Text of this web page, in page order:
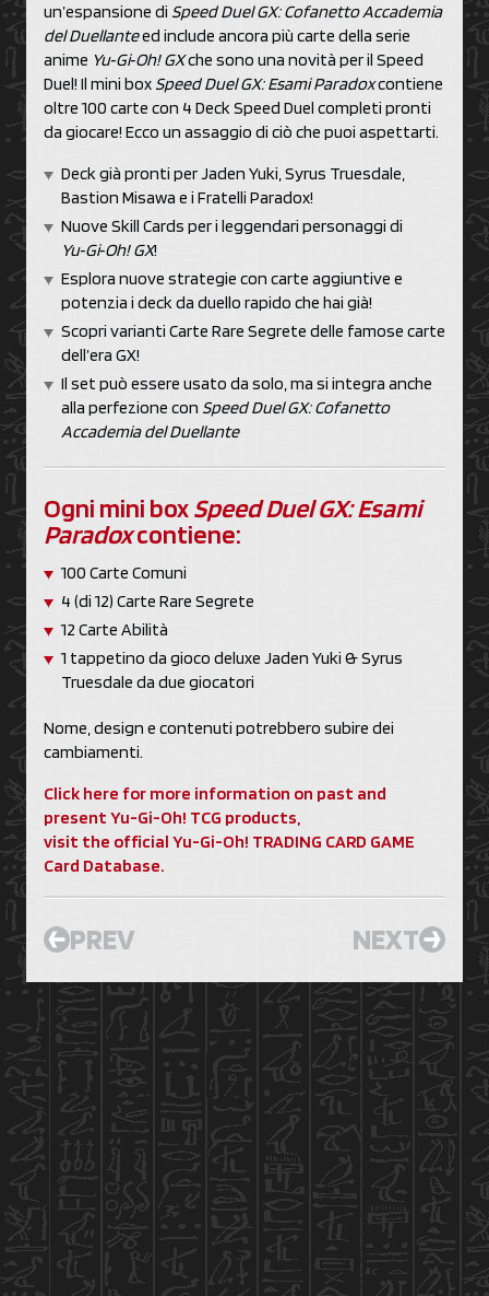
un’espansione di Speed Duel GX: Cofanetto Accademia
del Duellanteed include ancora più carte della serie
anime Yu‑Gi‑Oh! GXche sono una novità per il Speed
Duel! Il mini box Speed Duel GX: Esami Paradoxcontiene
oltre 100 carte con 4 Deck Speed Duel completi pronti
da giocare! Ecco un assaggio di ciò che puoi aspettarti.
Deck già pronti per Jaden Yuki, Syrus Truesdale,
Bastion Misawa e i Fratelli Paradox!
Nuove Skill Cards per i leggendari personaggi di
Yu‑Gi‑Oh! GX!
Esplora nuove strategie con carte aggiuntive e
potenzia i deck da duello rapido che hai già!
Scopri varianti Carte Rare Segrete delle famose carte
dell’era GX!
Il set può essere usato da solo, ma si integra anche
alla perfezione con Speed Duel GX: Cofanetto
Accademia del Duellante
Ogni mini boxSpeed Duel GX: Esami
Paradoxcontiene:
100 Carte Comuni
4 (di 12) Carte Rare Segrete
12 Carte Abilità
1 tappetino da gioco deluxe Jaden Yuki & Syrus
Truesdale da due giocatori
Nome, design e contenuti potrebbero subire dei
cambiamenti.
Click here for more information on past and
present Yu-Gi-Oh! TCG products,
visit the official Yu-Gi-Oh! TRADING CARD GAME
Card Database.
PREV NEXT